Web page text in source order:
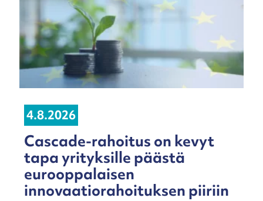
4.8.2026
Cascade-rahoitus on kevyt
tapa yrityksille päästä
eurooppalaisen
innovaatiorahoituksen piiriin